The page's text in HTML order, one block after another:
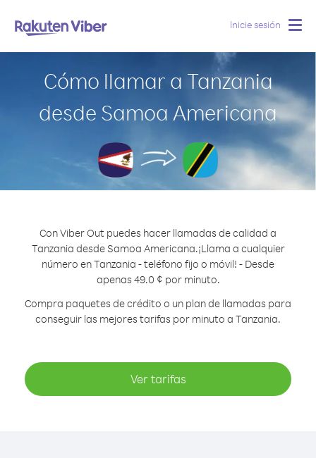
Inicie sesión
Cómo llamar a Tanzania
desde Samoa Americana
Con Viber Out puedes hacer llamadas de calidad a
Tanzania desde Samoa Americana.¡Llama a cualquier
número en Tanzania - teléfono fijo o móvil! - Desde
apenas 49.0 ¢ por minuto.
Compra paquetes de crédito o un plan de llamadas para
conseguir las mejores tarifas por minuto a Tanzania.
Ver tarifas